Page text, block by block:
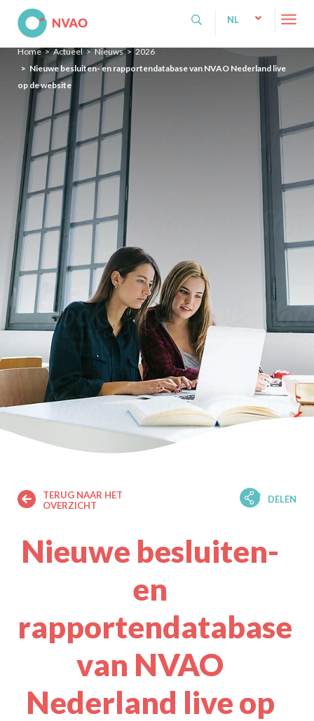
NL
Home Actueel Nieuws
2026
Nieuwe besluiten- en rapportendatabase van NVAO Nederland live
op de website
TERUG NAAR HET
OVERZICHT
DELEN
Nieuwe besluiten-
en
rapportendatabase
van NVAO
Nederland live op